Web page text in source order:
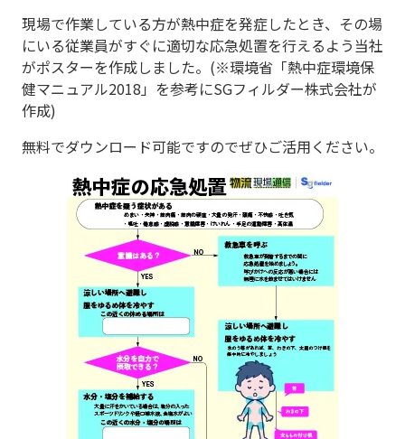
現場で作業している方が熱中症を発症したとき、その場
にいる従業員がすぐに適切な応急処置を行えるよう当社
がポスターを作成しました。(※環境省「熱中症環境保
健マニュアル2018」を参考にSGフィルダー株式会社が
作成)
無料でダウンロード可能ですのでぜひご活用ください。